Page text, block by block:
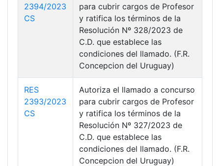
2394/2023
CS
para cubrir cargos de Profesor
y ratifica los términos de la
Resolución Nº 328/2023 de
C.D. que establece las
condiciones del llamado. (F.R.
Concepcion del Uruguay)
RES
2393/2023
CS
Autoriza el llamado a concurso
para cubrir cargos de Profesor
y ratifica los términos de la
Resolución Nº 327/2023 de
C.D. que establece las
condiciones del llamado. (F.R.
Concepcion del Uruguay)